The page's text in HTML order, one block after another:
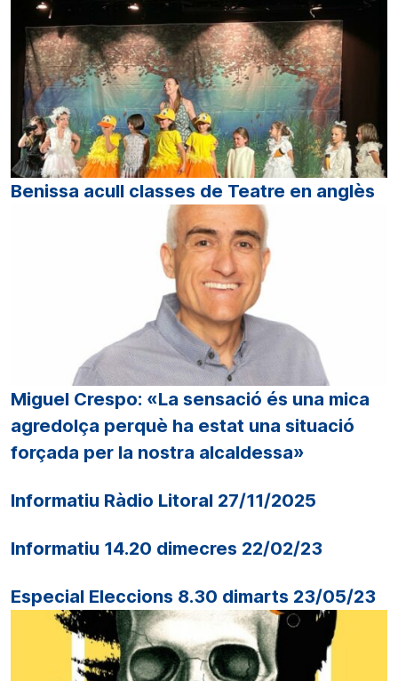
Benissa acull classes de Teatre en anglès
Miguel Crespo: «La sensació és una mica
agredolça perquè ha estat una situació
forçada per la nostra alcaldessa»
Informatiu Ràdio Litoral 27/11/2025
Informatiu 14.20 dimecres 22/02/23
Especial Eleccions 8.30 dimarts 23/05/23